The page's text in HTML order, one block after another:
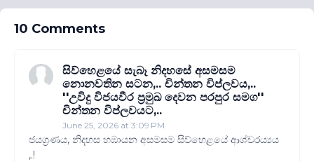
10 Comments
සිව්හෙළයේ සැබෑ නිදහසේ අසමසම
නොනවතින සටන,.. චින්තන විප්ලවය,..
''උවිදු විජයවීර ප්‍රමුඛ දෙවන පරපුර සමග''
චින්තන විප්ලවයට,..
June 25, 2026 at 3:09 PM
ජයග්‍රණය, නිදහස හඹායන අසමසම සිව්හෙළයේ ආශ්චරය්‍යය
,.!